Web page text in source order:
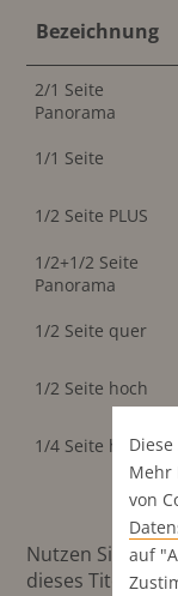
Bezeichnung
2/1 Seite
Panorama
1/1 Seite
1/2 Seite PLUS
1/2+1/2 Seite
Panorama
1/2 Seite quer
1/2 Seite hoch
1/4 Seite hoch
Nutzen Sie
dieses Titels
Mehr
von
auf